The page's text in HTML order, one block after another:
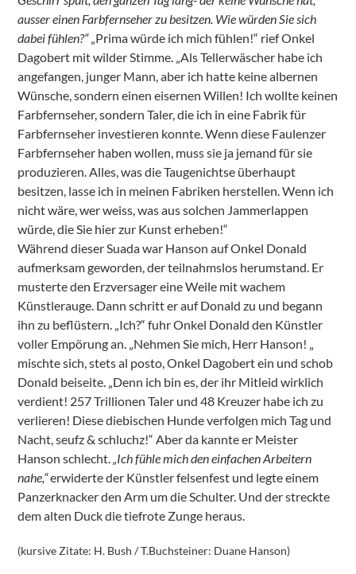
ausser einen Farbfernseher zu besitzen. Wie würden Sie sich
dabei fühlen?“„Prima würde ich mich fühlen!“ rief Onkel
Dagobert mit wilder Stimme. „Als Tellerwäscher habe ich
angefangen, junger Mann, aber ich hatte keine albernen
Wünsche, sondern einen eisernen Willen! Ich wollte keinen
Farbfernseher, sondern Taler, die ich in eine Fabrik für
Farbfernseher investieren konnte. Wenn diese Faulenzer
Farbfernseher haben wollen, muss sie ja jemand für sie
produzieren. Alles, was die Taugenichtse überhaupt
besitzen, lasse ich in meinen Fabriken herstellen. Wenn ich
nicht wäre, wer weiss, was aus solchen Jammerlappen
würde, die Sie hier zur Kunst erheben!“
Während dieser Suada war Hanson auf Onkel Donald
aufmerksam geworden, der teilnahmslos herumstand. Er
musterte den Erzversager eine Weile mit wachem
Künstlerauge. Dann schritt er auf Donald zu und begann
ihn zu beflüstern. „Ich?“ fuhr Onkel Donald den Künstler
voller Empörung an. „Nehmen Sie mich, Herr Hanson! „
mischte sich, stets al posto, Onkel Dagobert ein und schob
Donald beiseite. „Denn ich bin es, der ihr Mitleid wirklich
verdient! 257 Trillionen Taler und 48 Kreuzer habe ich zu
verlieren! Diese diebischen Hunde verfolgen mich Tag und
Nacht, seufz & schluchz!“ Aber da kannte er Meister
Hanson schlecht.„Ich fühle mich den einfachen Arbeitern
nahe,“erwiderte der Künstler felsenfest und legte einem
Panzerknacker den Arm um die Schulter. Und der streckte
dem alten Duck die tiefrote Zunge heraus.
(kursive Zitate: H. Bush / T.Buchsteiner: Duane Hanson)